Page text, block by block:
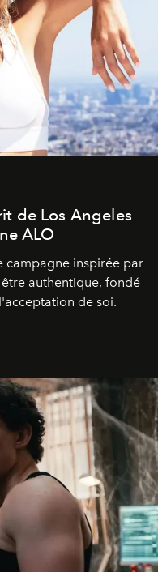
de Los Angeles
ALO
campagne inspirée par
authentique, fondé
de soi.